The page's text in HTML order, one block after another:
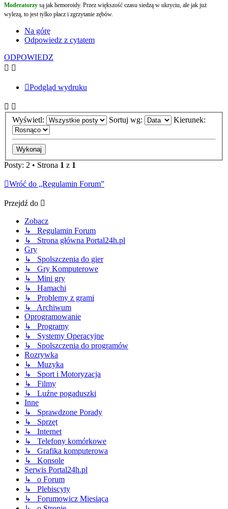
Moderatorzy są jak hemoroidy. Przez większość czasu siedzą w ukryciu, ale jak już
wylezą, to jest tylko płacz i zgrzytanie zębów.
Na górę
Odpowiedz z cytatem
ODPOWIEDZ
Podgląd wydruku
Wyświetl: Sortuj wg: Kierunek:
Posty: 2 • Strona 1 z 1
Wróć do „Regulamin Forum”
Przejdź do
Zobacz
↳ Regulamin Forum
↳ Strona główna Portal24h.pl
Gry
↳ Spolszczenia do gier
↳ Gry Komputerowe
↳ Mini gry
↳ Hamachi
↳ Problemy z grami
↳ Archiwum
Oprogramowanie
↳ Programy
↳ Systemy Operacyjne
↳ Spolszczenia do programów
Rozrywka
↳ Muzyka
↳ Sport i Motoryzacja
↳ Filmy
↳ Luźne pogaduszki
Inne
↳ Sprawdzone Porady
↳ Sprzęt
↳ Internet
↳ Telefony komórkowe
↳ Grafika komputerowa
↳ Konsole
Serwis Portal24h.pl
↳ o Forum
↳ Plebiscyty
↳ Forumowicz Miesiąca